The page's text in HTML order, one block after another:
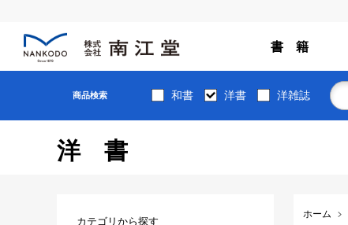
書 籍
商品検索 和書 洋書 洋雑誌
洋書
ホーム
カテゴリから探す